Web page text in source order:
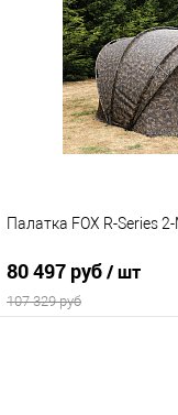
Купить в 1 клик
В избранное
Палатка FOX R-Series
80 497 руб/ шт
107 329 руб